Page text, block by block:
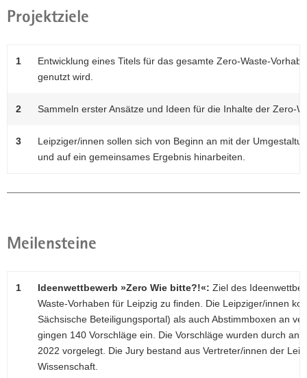
Projektziele
1
Entwicklung eines Titels für das gesamte Zero-Waste-
genutzt wird.
2 Sammeln erster Ansätze und Ideen für die Inhalte der Zero-
3
Leipziger/innen sollen sich von Beginn an mit der
und auf ein gemeinsames Ergebnis hinarbeiten.
Meilensteine
1 Ideenwettbewerb »Zero Wie bitte?!«: Ziel des
Waste-Vorhaben für Leipzig zu finden. Die Leipziger/innen
Sächsische Beteiligungsportal) als auch Abstimmboxen an
gingen 140 Vorschläge ein. Die Vorschläge wurden durch
2022 vorgelegt. Die Jury bestand aus Vertreter/innen der
Wissenschaft.